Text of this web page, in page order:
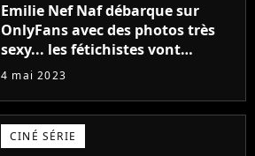
Emilie Nef Naf débarque sur
OnlyFans avec des photos très
sexy... les fétichistes vont
prendre leur pied !
4 mai 2023
CINÉ SÉRIE